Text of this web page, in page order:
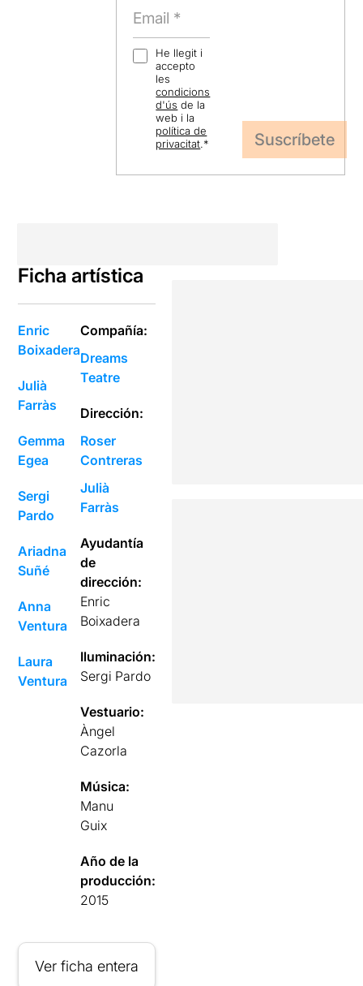
He llegit i
accepto
les
condicions
d'ús de la
web i la
política de
privacitat.*
Ficha artística
Enric
Boixadera
Julià
Farràs
Gemma
Egea
Sergi
Pardo
Ariadna
Suñé
Anna
Ventura
Laura
Ventura
Compañía:
Dreams
Teatre
Dirección:
Roser
Contreras
Julià
Farràs
Ayudantía
de
dirección:
Enric
Boixadera
Iluminación:
Sergi Pardo
Vestuario:
Àngel
Cazorla
Música:
Manu
Guix
Año de la
producción:
2015
Ver ficha entera